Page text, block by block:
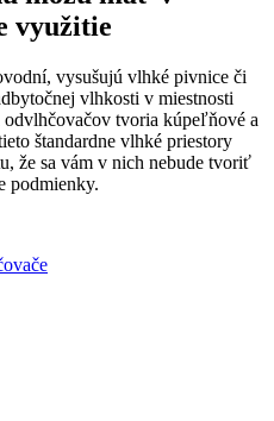
využitie
vysušujú vlhké pivnice či
vlhkosti v miestnosti
tvoria kúpeľňové a
štandardne vlhké priestory
že sa vám v nich nebude tvoriť
podmienky.